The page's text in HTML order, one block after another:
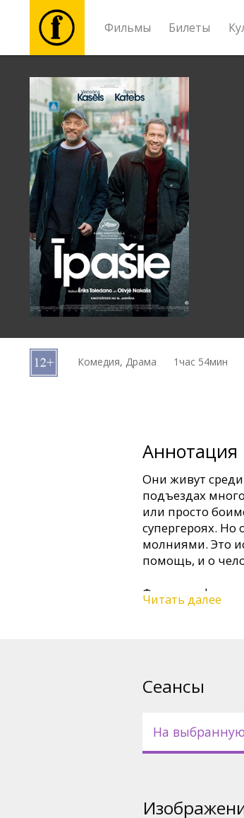
Фильмы Билеты
Фильмы
Билеты
Культура
Мероприятия
Новости
Подарки
B2B Комедия, Драма 1час 54мин
Аннотация
Они живут среди
подъездах
или просто
супергероях. Но
молниями. Это
помощь, и о
Фильм на
русском языках.
Читать далее
Сеансы
На выбранную